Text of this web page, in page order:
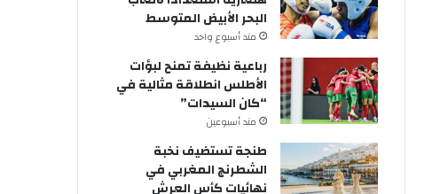
البحر الأبيض المتوسط
مند أسبوع واحد
رباعية نظيفة تمنح لبؤات
الأطلس انطلاقة مثالية في
“كان السيدات”
مند أسبوعين
طنجة تستضيف نخبة
الشطرنج المغربي في
نهائيات كأس العرش